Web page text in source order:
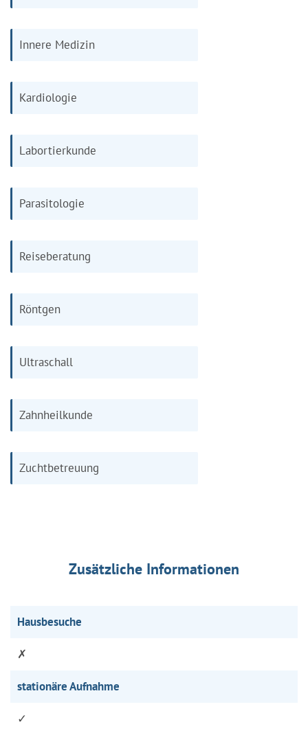
Innere Medizin
Kardiologie
Labortierkunde
Parasitologie
Reiseberatung
Röntgen
Ultraschall
Zahnheilkunde
Zuchtbetreuung
Zusätzliche Informationen
Hausbesuche
✗
stationäre Aufnahme
✓